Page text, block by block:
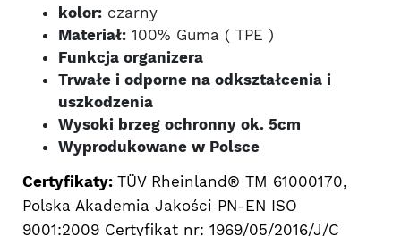
kolor: czarny
Materiał: 100% Guma ( TPE )
Funkcja organizera
Trwałe i odporne na odkształcenia i
uszkodzenia
Wysoki brzeg ochronny ok. 5cm
Wyprodukowane w Polsce
Certyfikaty: TÜV Rheinland® TM 61000170,
Polska Akademia Jakości PN-EN ISO
9001:2009 Certyfikat nr: 1969/05/2016/J/C